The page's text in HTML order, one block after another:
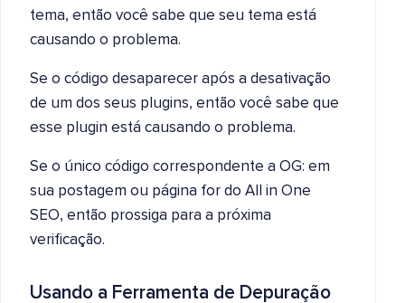
tema, então você sabe que seu tema está
causando o problema.
Se o código desaparecer após a desativação
de um dos seus plugins, então você sabe que
esse plugin está causando o problema.
Se o único código correspondente a OG: em
sua postagem ou página for do All in One
SEO, então prossiga para a próxima
verificação.
Usando a Ferramenta de Depuração